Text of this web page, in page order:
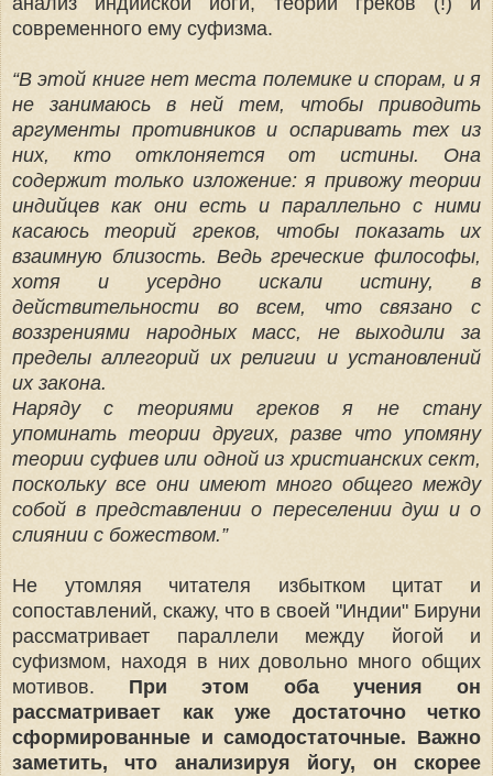
современного ему суфизма.
“В этой книге нет места полемике и спорам, и я
не занимаюсь в ней тем, чтобы приводить
аргументы противников и оспаривать тех из
них, кто отклоняется от истины. Она
содержит только изложение: я привожу теории
индийцев как они есть и параллельно с ними
касаюсь теорий греков, чтобы показать их
взаимную близость. Ведь греческие философы,
хотя и усердно искали истину, в
действительности во всем, что связано с
воззрениями народных масс, не выходили за
пределы аллегорий их религии и установлений
их закона.
Наряду с теориями греков я не стану
упоминать теории других, разве что упомяну
теории суфиев или одной из христианских сект,
поскольку все они имеют много общего между
собой в представлении о переселении душ и о
слиянии с божеством.”
Не утомляя читателя избытком цитат и
сопоставлений, скажу, что в своей "Индии" Бируни
рассматривает параллели между йогой и
суфизмом, находя в них довольно много общих
мотивов. При этом оба учения он
рассматривает как уже достаточно четко
сформированные и самодостаточные. Важно
заметить, что анализируя йогу, он скорее